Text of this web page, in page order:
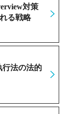
対策
る戦略
行法の法的